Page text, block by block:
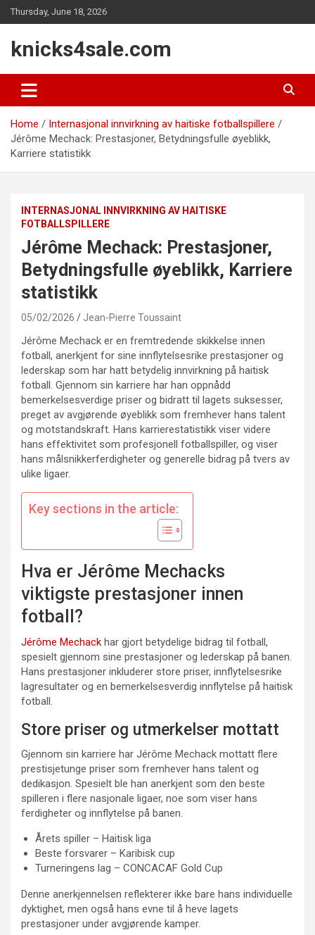
Skip
to
Thursday, June 18, 2026
knicks4sale.com
Home
Internasjonal innvirkning av haitiske fotballspillere
Jérôme Mechack: Prestasjoner, Betydningsfulle øyeblikk,
Karriere statistikk
INTERNASJONAL INNVIRKNING AV HAITISKE
FOTBALLSPILLERE
Jérôme Mechack: Prestasjoner,
Betydningsfulle øyeblikk, Karriere
statistikk
05/02/2026 Jean-Pierre Toussaint
Jérôme Mechack er en fremtredende skikkelse innen
fotball, anerkjent for sine innflytelsesrike prestasjoner og
lederskap som har hatt betydelig innvirkning på haitisk
fotball. Gjennom sin karriere har han oppnådd
bemerkelsesverdige priser og bidratt til lagets suksesser,
preget av avgjørende øyeblikk som fremhever hans talent
og motstandskraft. Hans karrierestatistikk viser videre
hans effektivitet som profesjonell fotballspiller, og viser
hans målsnikkerferdigheter og generelle bidrag på tvers av
ulike ligaer.
Key sections in the article:
Hva er Jérôme Mechacks
viktigste prestasjoner innen
fotball?
Jérôme Mechack har gjort betydelige bidrag til fotball,
spesielt gjennom sine prestasjoner og lederskap på banen.
Hans prestasjoner inkluderer store priser, innflytelsesrike
lagresultater og en bemerkelsesverdig innflytelse på haitisk
fotball.
Store priser og utmerkelser mottatt
Gjennom sin karriere har Jérôme Mechack mottatt flere
prestisjetunge priser som fremhever hans talent og
dedikasjon. Spesielt ble han anerkjent som den beste
spilleren i flere nasjonale ligaer, noe som viser hans
ferdigheter og innflytelse på banen.
Årets spiller – Haitisk liga
Beste forsvarer – Karibisk cup
Turneringens lag – CONCACAF Gold Cup
Denne anerkjennelsen reflekterer ikke bare hans individuelle
dyktighet, men også hans evne til å heve lagets
prestasjoner under avgjørende kamper.